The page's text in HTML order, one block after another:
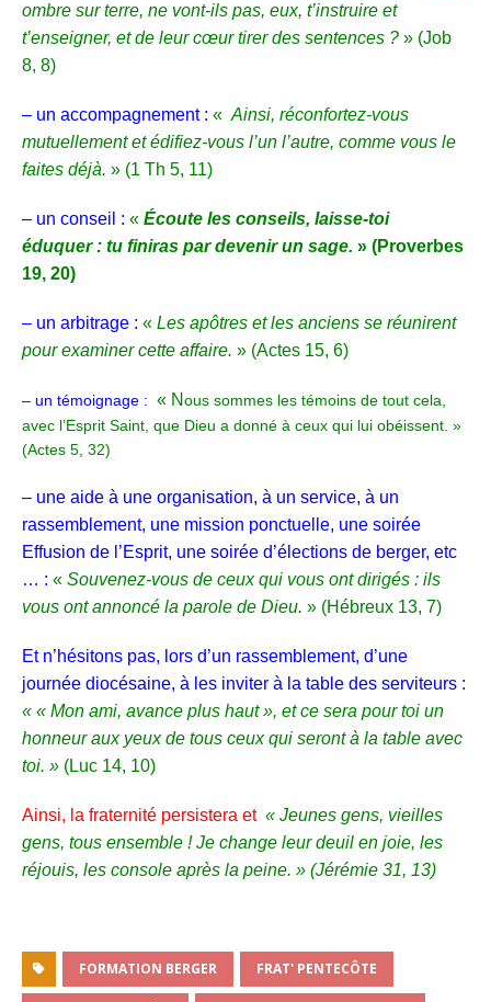
ombre sur terre, ne vont-ils pas, eux, t’instruire et
t’enseigner, et de leur cœur tirer des sentences ? » (Job
8, 8)
– un accompagnement : « Ainsi, réconfortez-vous
mutuellement et édifiez-vous l’un l’autre, comme vous le
faites déjà. » (1 Th 5, 11)
– un conseil : « Écoute les conseils, laisse-toi
éduquer : tu finiras par devenir un sage. » (Proverbes
19, 20)
– un arbitrage : « Les apôtres et les anciens se réunirent
pour examiner cette affaire. » (Actes 15, 6)
– un témoignage : « Nous sommes les témoins de tout cela,
avec l’Esprit Saint, que Dieu a donné à ceux qui lui obéissent. »
(Actes 5, 32)
– une aide à une organisation, à un service, à un
rassemblement, une mission ponctuelle, une soirée
Effusion de l’Esprit, une soirée d’élections de berger, etc
… : « Souvenez-vous de ceux qui vous ont dirigés : ils
vous ont annoncé la parole de Dieu. » (Hébreux 13, 7)
Et n’hésitons pas, lors d’un rassemblement, d’une
journée diocésaine, à les inviter à la table des serviteurs :
« « Mon ami, avance plus haut », et ce sera pour toi un
honneur aux yeux de tous ceux qui seront à la table avec
toi. » (Luc 14, 10)
Ainsi, la fraternité persistera et « Jeunes gens, vieilles
gens, tous ensemble ! Je change leur deuil en joie, les
réjouis, les console après la peine. » (Jérémie 31, 13)
FORMATION BERGER FRAT' PENTECÔTE